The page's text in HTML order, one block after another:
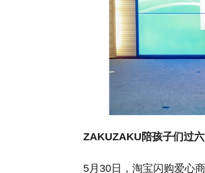
ZAKUZAKU陪孩子们过
5月30日，淘宝闪购爱心